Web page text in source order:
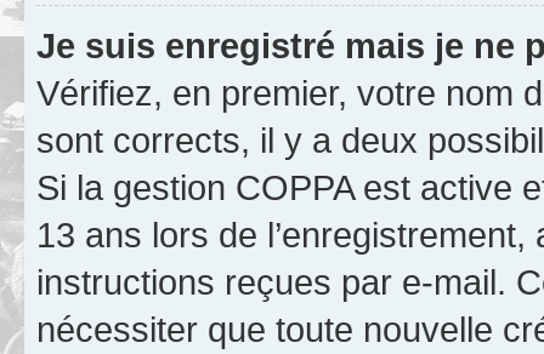
Je suis enregistré mais je ne
Vérifiez, en premier, votre nom
sont corrects, il y a deux
Si la gestion COPPA est active
13 ans lors de
instructions reçues par e-mail.
nécessiter que toute nouvelle